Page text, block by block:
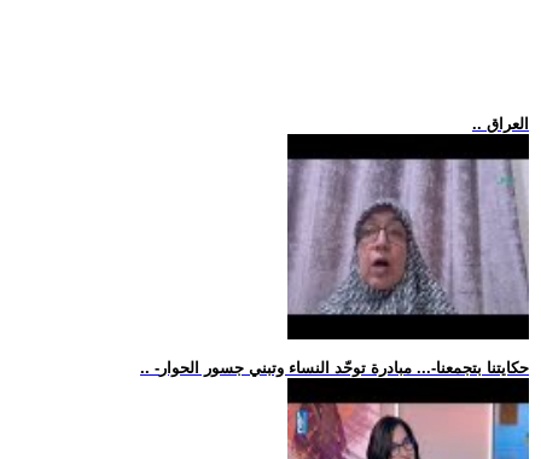
.. العراق
.. -حكايتنا بتجمعنا-... مبادرة توحّد النساء وتبني جسور الحوار